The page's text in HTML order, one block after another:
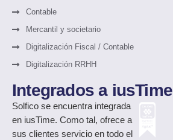
Contable
Mercantil y societario
Digitalización Fiscal / Contable
Digitalización RRHH
Integrados a iusTime
Solfico se encuentra integrada
en iusTime. Como tal, ofrece a
sus clientes servicio en todo el